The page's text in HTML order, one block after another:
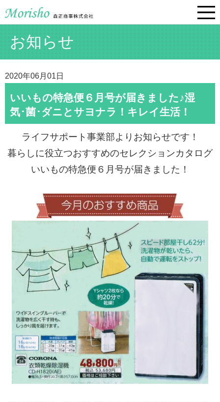
お知らせ
2020年06月01日
いいもの特急便６月号が届きました♪湿
気･菌･ダニとサヨナラ！キレイ生活！
ライフサポート事業部よりお知らせです！
暮らしに役立つおすすめのセレクションカタログ
いいもの特急便６月号が届きました！